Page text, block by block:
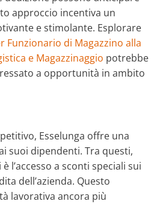
approccio incentiva un
e stimolante. Esplorare
Funzionario di Magazzino alla
e Magazzinaggio potrebbe
a opportunità in ambito
Esselunga offre una
suoi dipendenti. Tra questi,
l’accesso a sconti speciali sui
dell’azienda. Questo
lavorativa ancora più